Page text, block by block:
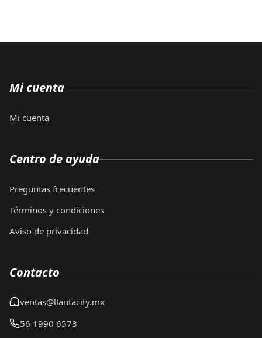
Mi cuenta
Mi cuenta
Centro de ayuda
Preguntas frecuentes
Términos y condiciones
Aviso de privacidad
Contacto
ventas@llantacity.mx
56 1990 6573